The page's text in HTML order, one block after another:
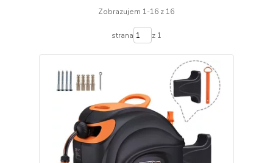
Zobrazujem 1-16 z 16
strana z 1